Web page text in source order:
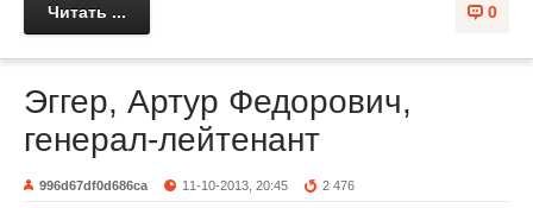
0
Читать ...
Эггер, Артур Федорович,
генерал-лейтенант
996d67df0d686ca 11-10-2013, 20:45 2 476